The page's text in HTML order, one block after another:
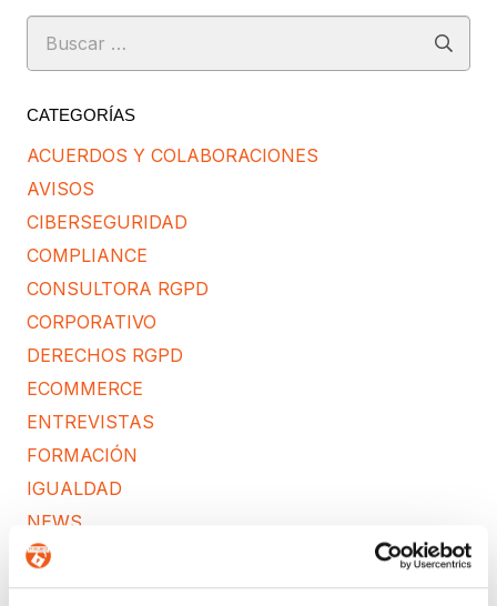
Buscar:
CATEGORÍAS
ACUERDOS Y COLABORACIONES
AVISOS
CIBERSEGURIDAD
COMPLIANCE
CONSULTORA RGPD
CORPORATIVO
DERECHOS RGPD
ECOMMERCE
ENTREVISTAS
FORMACIÓN
IGUALDAD
NEWS
POLÍTICA DE COOKIES
PREMIOS